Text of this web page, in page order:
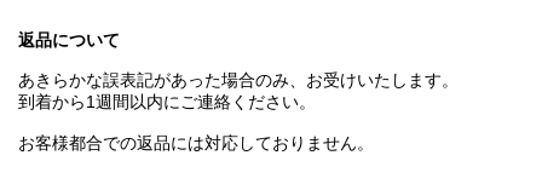
返品について
あきらかな誤表記があった場合のみ、お受けいたします。
到着から1週間以内にご連絡ください。
お客様都合での返品には対応しておりません。